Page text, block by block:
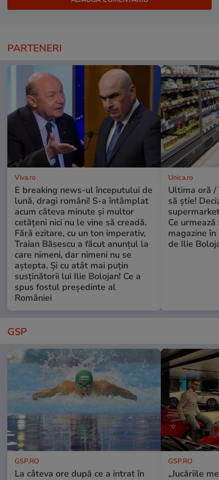
PARTENERI
Viva.ro
E breaking news-ul începutului de
lună, dragi români! S-a întâmplat
acum câteva minute și multor
cetățeni nici nu le vine să creadă.
Fără ezitare, cu un ton imperativ,
Traian Băsescu a făcut anunțul la
care nimeni, dar nimeni nu se
aștepta. Și cu atât mai puțin
susținătorii lui Ilie Bolojan! Ce a
spus fostul președinte al
României
Unica.ro
Ultima oră /
să știe!
Ce
magazine
de Ilie
GSP
GSP.RO
La câteva ore după ce a intrat în
GSP.RO
„Jucăriile